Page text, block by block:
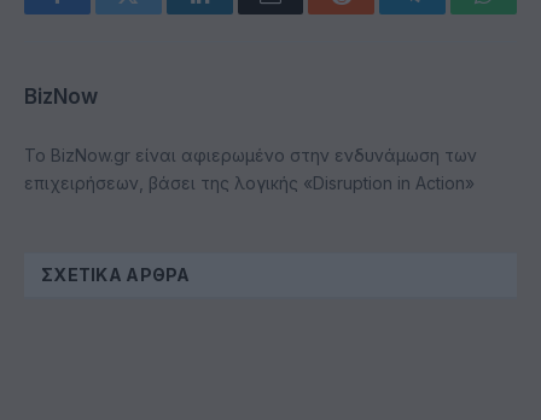
FacebookTwitter LinkedInEmail Reddit Telegram
BizNow
Το BizNow.gr είναι αφιερωμένο στην ενδυνάμωση των
επιχειρήσεων, βάσει της λογικής «Disruption in Action»
ΣΧΕΤΙΚΆ ΆΡΘΡΑ